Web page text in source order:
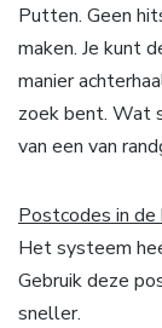
Putten. Geen
maken. Je kunt
manier
zoek bent. Wat
van een van
Postcodes in de
Het systeem
Gebruik deze
sneller.